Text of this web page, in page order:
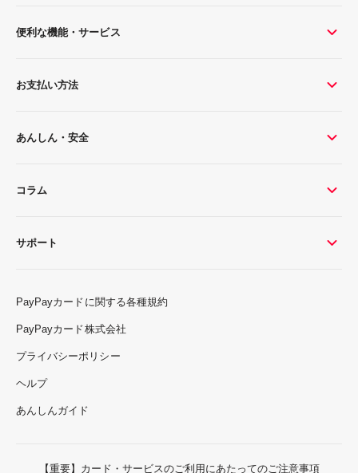
便利な機能・サービス
お支払い方法
あんしん・安全
コラム
サポート
PayPayカードに関する各種規約
PayPayカード株式会社
プライバシーポリシー
ヘルプ
あんしんガイド
【重要】カード・サービスのご利用にあたってのご注意事項